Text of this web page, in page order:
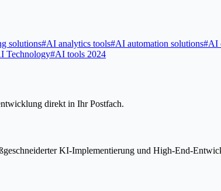
solutions#AI analytics tools#AI automation solutions#AI
Technology#AI tools 2024
direkt in Ihr Postfach.
KI-Implementierung und High-End-